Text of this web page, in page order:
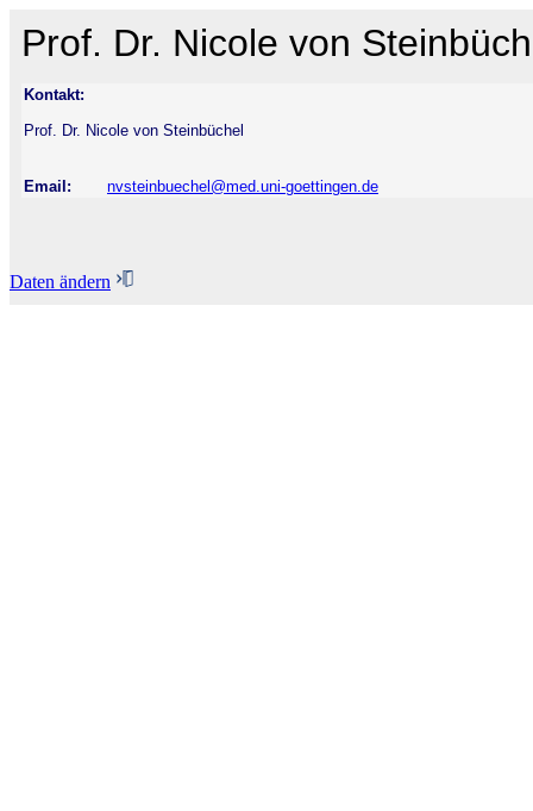
Prof. Dr. Nicole von
Kontakt:
Prof. Dr. Nicole von Steinbüchel
Email: nvsteinbuechel@med.uni-goettingen.de
Daten ändern